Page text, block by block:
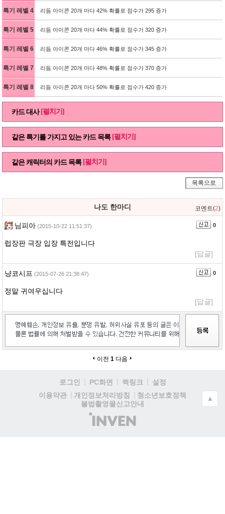
특기 레벨 4 리듬 아이콘 20개 마다 42% 확률로 점수가 295 증가
특기 레벨 5 리듬 아이콘 20개 마다 44% 확률로 점수가 320 증가
특기 레벨 6 리듬 아이콘 20개 마다 46% 확률로 점수가 345 증가
특기 레벨 7 리듬 아이콘 20개 마다 48% 확률로 점수가 370 증가
특기 레벨 8 리듬 아이콘 20개 마다 50% 확률로 점수가 420 증가
카드 대사 [펼치기]
같은 특기를 가지고 있는 카드 목록 [펼치기]
같은 캐릭터의 카드 목록 [펼치기]
목록으로
나도 한마디 코멘트(2)
님피아 (2015-10-22 11:51:37) 0
럽장판 극장 입장 특전입니다
[답글]
냥코시프 (2015-07-26 21:38:47) 0
정말 귀여우십니다
[답글]
이전 1 다음
로그인 PC화면 퀵링크
설정
이용약관
개인정보처리방침
청소년보호정책
불법촬영물신고안내
(주)
인
▲